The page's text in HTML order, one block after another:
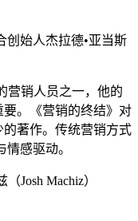
始人杰拉德•亚当斯
营销人员之一，他的
。《营销的终结》对
著作。传统营销方式
感驱动。
Josh Machiz）